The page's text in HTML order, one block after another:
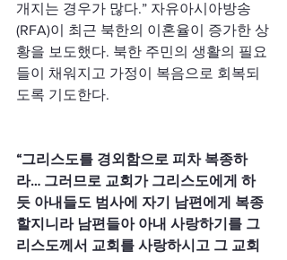
개지는 경우가 많다.” 자유아시아방송
(RFA)이 최근 북한의 이혼율이 증가한 상
황을 보도했다. 북한 주민의 생활의 필요
들이 채워지고 가정이 복음으로 회복되
도록 기도한다.
“그리스도를 경외함으로 피차 복종하
라… 그러므로 교회가 그리스도에게 하
듯 아내들도 범사에 자기 남편에게 복종
할지니라 남편들아 아내 사랑하기를 그
리스도께서 교회를 사랑하시고 그 교회